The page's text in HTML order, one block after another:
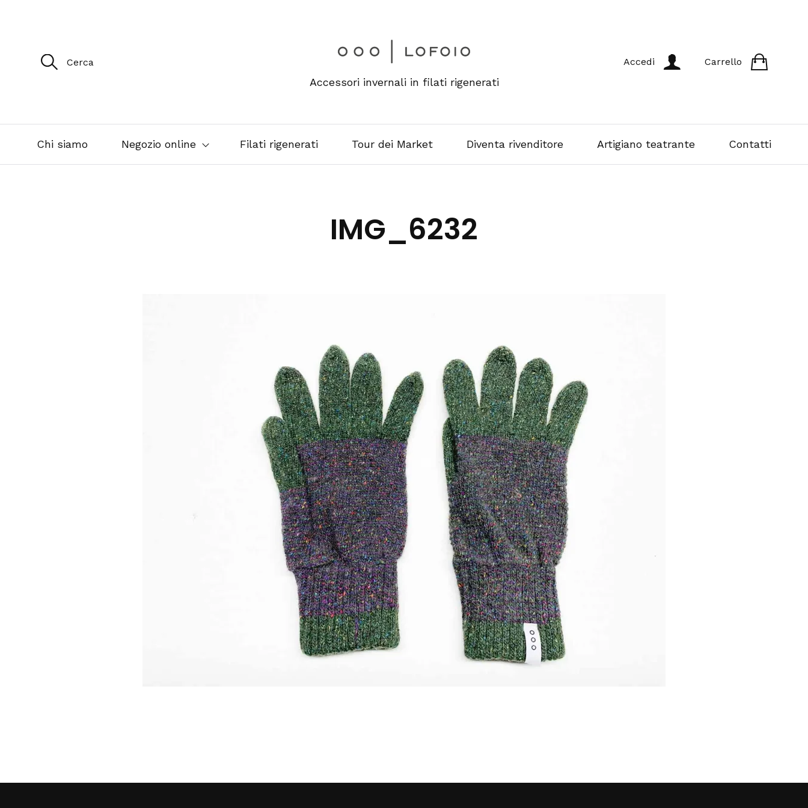
R
i
e
r
:
Accessori invernali in filati rigenerati
Accedi Carrello
Chi siamo Negozio online Filati rigenerati Tour dei Market Diventa rivenditore Artigiano teatrante Contatti
IMG_6232